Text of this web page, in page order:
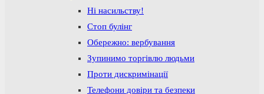
Ні насильству!
Стоп булінг
Обережно: вербування
Зупинимо торгівлю людьми
Проти дискримінації
Телефони довіри та безпеки